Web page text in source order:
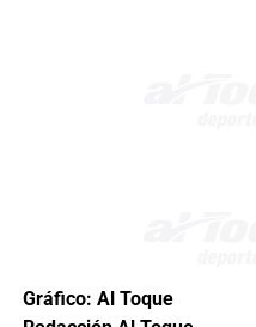
Gráfico: Al Toque